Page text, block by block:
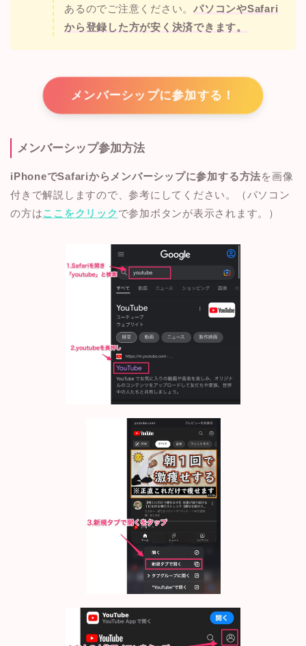
あるのでご注意ください。パソコンやSafari
から登録した方が安く決済できます。
メンバーシップに参加する！
メンバーシップ参加方法
iPhoneでSafariからメンバーシップに参加する方法を画像
付きで解説しますので、参考にしてください。（パソコン
の方はここをクリック で参加ボタンが表示されます。）